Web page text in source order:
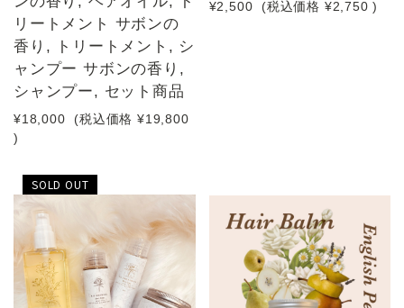
リートメント サボンの
香り, トリートメント, シ
ャンプー サボンの香り,
シャンプー, セット商品
¥18,000 (税込価格 ¥19,800
)
¥2,500 (税込価格 ¥2,750 )
SOLD OUT